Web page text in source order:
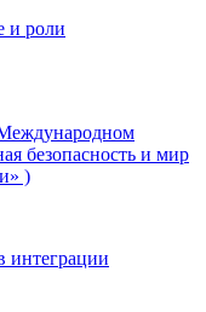
и роли
безопасность и мир
)